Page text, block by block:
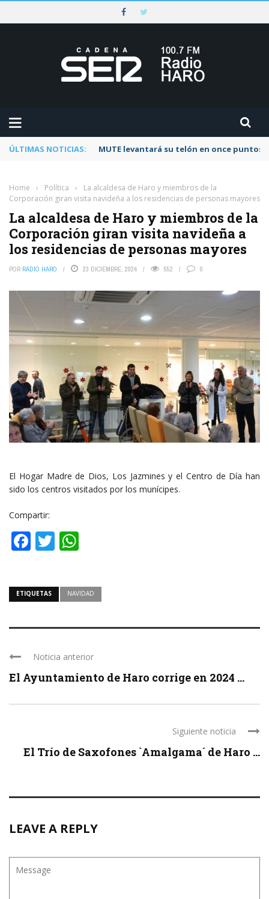
ÚLTIMAS NOTICIAS: Rescatado un ciclista accidentado en un
Home › Política ›
La alcaldesa de Haro y miembros de la
Corporación giran visita navideña a los residencias de personas mayores
La alcaldesa de Haro y miembros de la
Corporación giran visita navideña a
los residencias de personas mayores
POR RADIO HARO 23 DICIEMBRE, 2024 552 0
El Hogar Madre de Dios, Los Jazmines y el Centro de Día han
sido los centros visitados por los munícipes.
Compartir:
Facebook
Twitter
ETIQUETAS NAVIDAD
Noticia anterior
El Ayuntamiento de Haro corrige en 2024 ...
Siguiente noticia
El Trío de Saxofones `Amalgama´ de Haro ...
LEAVE A REPLY